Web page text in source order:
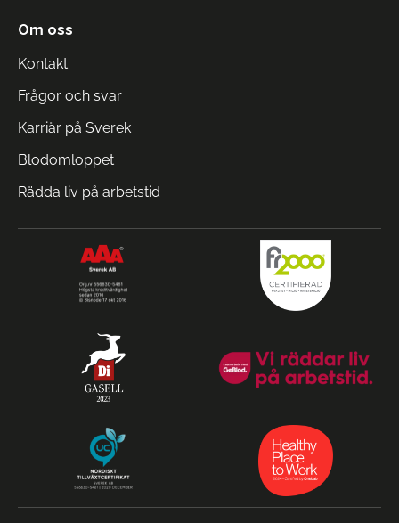
Om oss
Kontakt
Frågor och svar
Karriär på Sverek
Blodomloppet
Rädda liv på arbetstid